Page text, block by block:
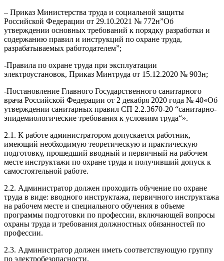
– Приказ Министерства труда и социальной защиты
Российской Федерации от 29.10.2021 № 772н”Об
утверждении основных требований к порядку разработки и
содержанию правил и инструкций по охране труда,
разрабатываемых работодателем”;
-Правила по охране труда при эксплуатации
электроустановок, Приказ Минтруда от 15.12.2020 № 903н;
-Постановление Главного Государственного санитарного
врача Российской Федерации от 2 декабря 2020 года № 40«Об
утверждении санитарных правил СП 2.2.3670-20 “санитарно-
эпидемиологические требования к условиям труда“».
2.1. К работе администратором допускается работник,
имеющий необходимую теоретическую и практическую
подготовку, прошедший вводный и первичный на рабочем
месте инструктажи по охране труда и получивший допуск к
самостоятельной работе.
2.2. Администратор должен проходить обучение по охране
труда в виде: вводного инструктажа, первичного инструктажа
на рабочем месте и специального обучения в объеме
программы подготовки по профессии, включающей вопросы
охраны труда и требования должностных обязанностей по
профессии.
2.3. Администратор должен иметь соответствующую группу
по электробезопасности.